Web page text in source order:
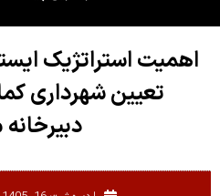
اهمیت استراتژیک
تعیین شهرداری